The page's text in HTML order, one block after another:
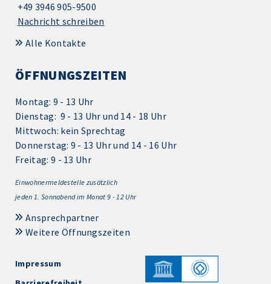
+49 3946 905-9500
Nachricht schreiben
Alle Kontakte
ÖFFNUNGSZEITEN
Montag: 9 - 13 Uhr
Dienstag: 9 - 13 Uhr und 14 - 18 Uhr
Mittwoch: kein Sprechtag
Donnerstag: 9 - 13 Uhr und 14 - 16 Uhr
Freitag: 9 - 13 Uhr
Einwohnermeldestelle zusätzlich
jeden 1. Sonnabend im Monat 9 - 12 Uhr
Ansprechpartner
Weitere Öffnungszeiten
Impressum